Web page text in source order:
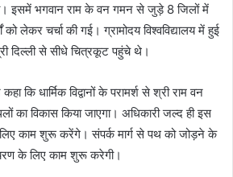
इसमें भगवान राम के वन गमन से जुड़े 8 जिलों में
को लेकर चर्चा की गई। ग्रामोदय विश्वविद्यालय में हुई
दिल्ली से सीधे चित्रकूट पहुंचे थे।
कि धार्मिक विद्वानों के परामर्श से श्री राम वन
विकास किया जाएगा। अधिकारी जल्द ही इस
काम शुरू करेंगे। संपर्क मार्ग से पथ को जोड़ने के
के लिए काम शुरू करेगी।